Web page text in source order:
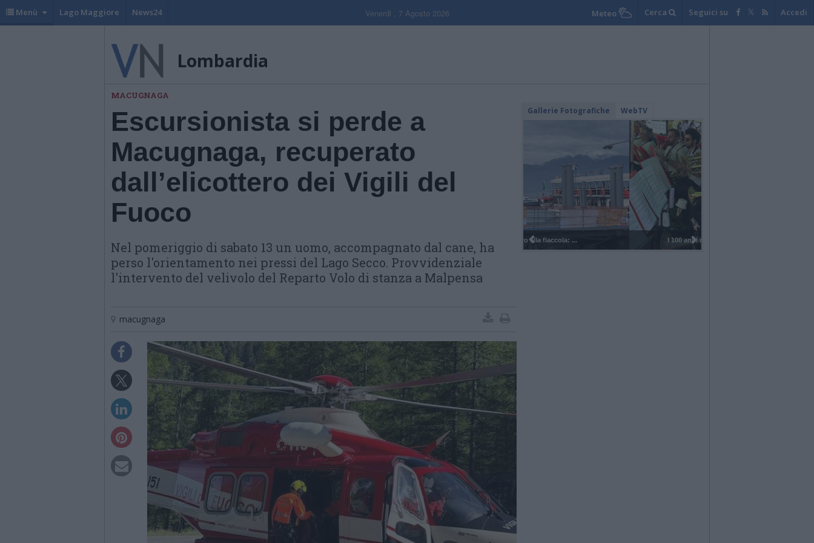
Menù Lago Maggiore News24 Venerdi , 7 Agosto 2026 Meteo Cerca Seguici su Accedi
Lombardia
MACUGNAGA
Escursionista si perde a
Macugnaga, recuperato
dall’elicottero dei Vigili del
Fuoco
Nel pomeriggio di sabato 13 un uomo, accompagnato dal cane, ha
perso l'orientamento nei pressi del Lago Secco. Provvidenziale
l'intervento del velivolo del Reparto Volo di stanza a Malpensa
macugnaga
Gallerie Fotografiche WebTV
I 100 anni del Corpo Musicale di